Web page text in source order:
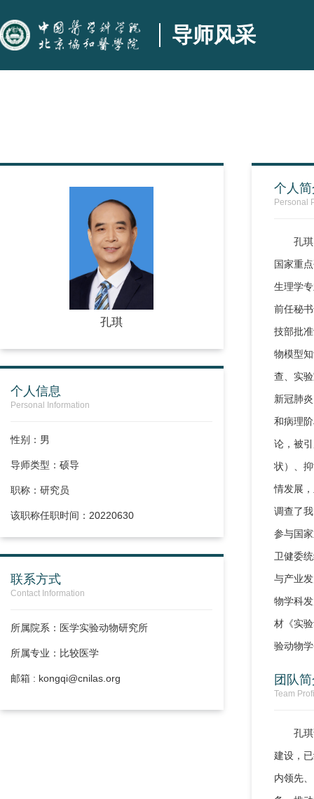
导师风采
孔琪
个人信息
Personal Information
性别：男
导师类型：硕导
职称：研究员
该职称任职时间：20220630
联系方式
Contact Information
所属院系：医学实验动物研究所
所属专业：比较医学
邮箱 : kongqi@cnilas.org
个人
Personal
孔
国家重
生理学
前任秘
技部批
物模型
查、实
新冠肺
和病理
论，被
状）、
情发展
调查了
参与国
卫健委
与产业
物学科
材《实
验动物
团队
Team
孔
建设，
内领先